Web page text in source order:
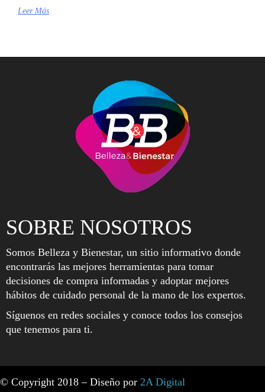
Leer Más
SOBRE NOSOTROS
Somos Belleza y Bienestar, un sitio informativo donde
encontrarás las mejores herramientas para tomar
decisiones de compra informadas y adoptar mejores
hábitos de cuidado personal de la mano de los expertos.
Síguenos en redes sociales y conoce todos los consejos
que tenemos para ti.
© Copyright 2018 – Diseño por 2A Digital